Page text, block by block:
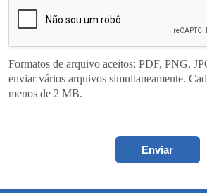
Formatos de arquivo aceitos: PDF, PNG,
enviar vários arquivos simultaneamente.
menos de 2 MB.
Enviar